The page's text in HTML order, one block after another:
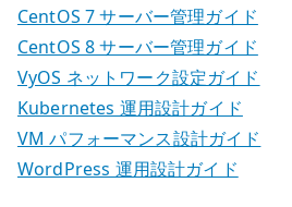
CentOS 7 サーバー管理ガイド
CentOS 8 サーバー管理ガイド
VyOS ネットワーク設定ガイド
Kubernetes 運用設計ガイド
VM パフォーマンス設計ガイド
WordPress 運用設計ガイド